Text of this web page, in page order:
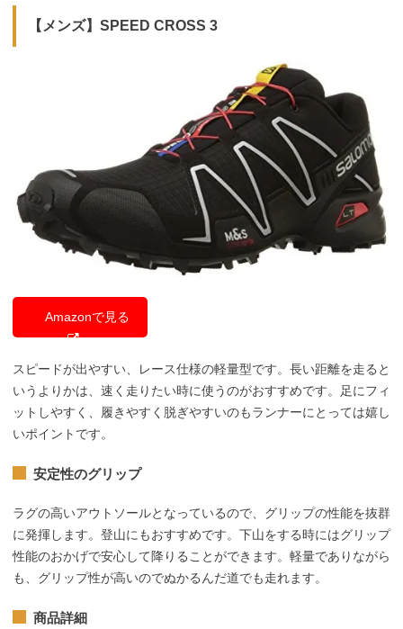
【メンズ】SPEED CROSS 3
Amazonで見る
スピードが出やすい、レース仕様の軽量型です。長い距離を走ると
いうよりかは、速く走りたい時に使うのがおすすめです。足にフィ
ットしやすく、履きやすく脱ぎやすいのもランナーにとっては嬉し
いポイントです。
安定性のグリップ
ラグの高いアウトソールとなっているので、グリップの性能を抜群
に発揮します。登山にもおすすめです。下山をする時にはグリップ
性能のおかげで安心して降りることができます。軽量でありながら
も、グリップ性が高いのでぬかるんだ道でも走れます。
商品詳細